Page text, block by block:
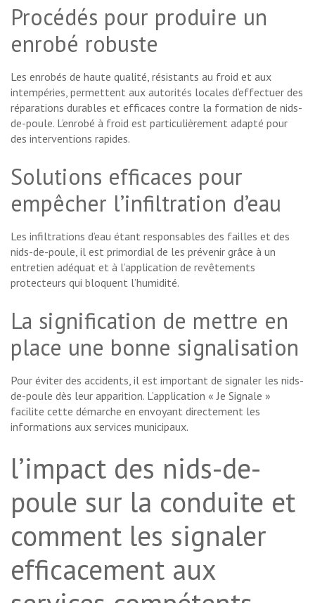
Procédés pour produire un
enrobé robuste
Les enrobés de haute qualité, résistants au froid et aux
intempéries, permettent aux autorités locales d’effectuer des
réparations durables et efficaces contre la formation de nids-
de-poule. L’enrobé à froid est particulièrement adapté pour
des interventions rapides.
Solutions efficaces pour
empêcher l’infiltration d’eau
Les infiltrations d’eau étant responsables des failles et des
nids-de-poule, il est primordial de les prévenir grâce à un
entretien adéquat et à l’application de revêtements
protecteurs qui bloquent l’humidité.
La signification de mettre en
place une bonne signalisation
Pour éviter des accidents, il est important de signaler les nids-
de-poule dès leur apparition. L’application « Je Signale »
facilite cette démarche en envoyant directement les
informations aux services municipaux.
l’impact des nids-de-
poule sur la conduite et
comment les signaler
efficacement aux